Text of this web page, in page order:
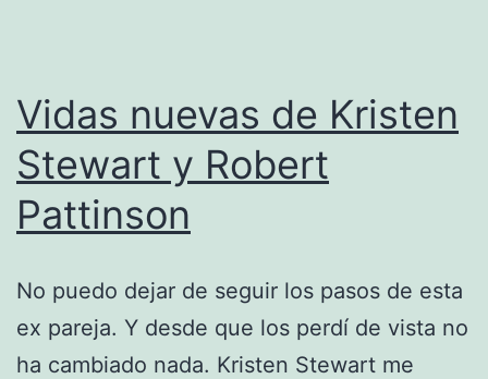
Vidas nuevas de Kristen
Stewart y Robert
Pattinson
No puedo dejar de seguir los pasos de esta
ex pareja. Y desde que los perdí de vista no
ha cambiado nada. Kristen Stewart me